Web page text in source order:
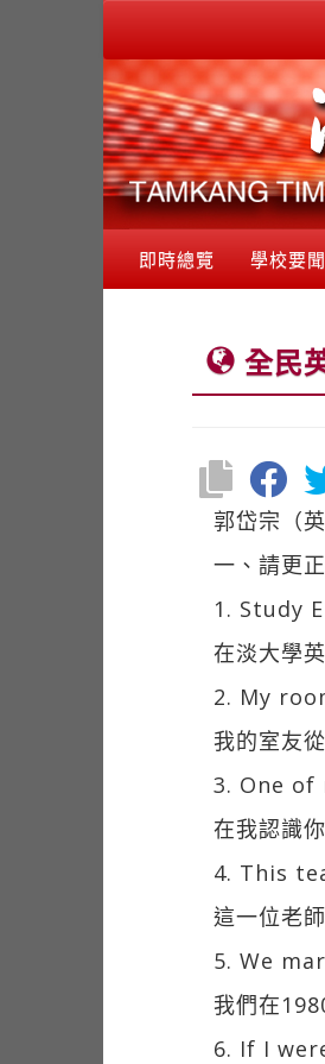
即時總覽 學校要聞
全民
郭岱宗（
一、請更
1. Study
在淡大學
2. My
我的室友
3. One
在我認識
4. This
這一位老
5. We
我們在
6. If I